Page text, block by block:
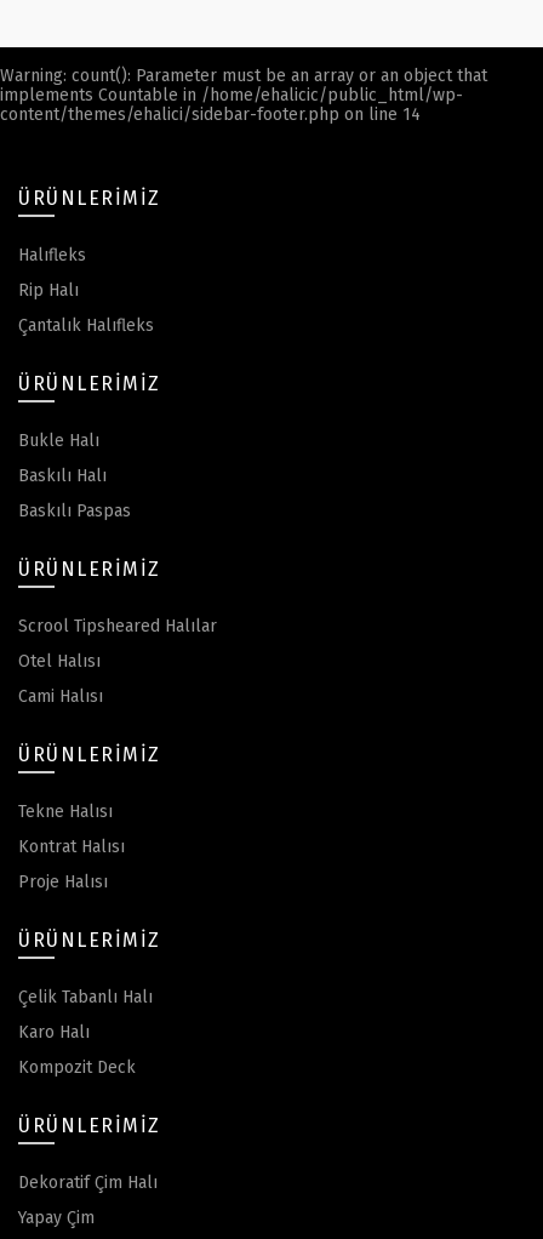
Warning: count(): Parameter must be an array or an object that
implements Countable in /home/ehalicic/public_html/wp-
content/themes/ehalici/sidebar-footer.php on line 14
ÜRÜNLERIMIZ
Halıfleks
Rip Halı
Çantalık Halıfleks
ÜRÜNLERIMIZ
Bukle Halı
Baskılı Halı
Baskılı Paspas
ÜRÜNLERIMIZ
Scrool Tipsheared Halılar
Otel Halısı
Cami Halısı
ÜRÜNLERIMIZ
Tekne Halısı
Kontrat Halısı
Proje Halısı
ÜRÜNLERIMIZ
Çelik Tabanlı Halı
Karo Halı
Kompozit Deck
ÜRÜNLERIMIZ
Dekoratif Çim Halı
Yapay Çim